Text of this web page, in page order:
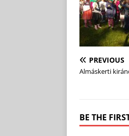
PREVIOUS
Almáskerti
BE THE